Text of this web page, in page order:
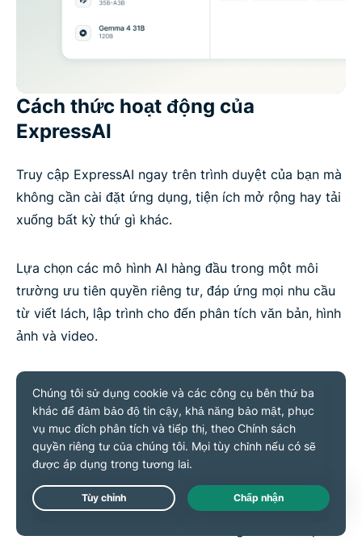
Cách thức hoạt động của
ExpressAI
Truy cập ExpressAI ngay trên trình duyệt của bạn mà
không cần cài đặt ứng dụng, tiện ích mở rộng hay tải
xuống bất kỳ thứ gì khác.
Lựa chọn các mô hình AI hàng đầu trong một môi
trường ưu tiên quyền riêng tư, đáp ứng mọi nhu cầu
từ viết lách, lập trình cho đến phân tích văn bản, hình
ảnh và video.
GPT OSS 120B (OpenAI):
Chuyên dụng cho viết
lách và suy luận tổng hợp
DeepSeek R1 Distill 32B: Thiết kế riêng cho phân
tích và suy luận đa bước
Qwen2.5-VL 32B:Mô hình đa phương thức giúp
phân tích tài liệu và hình ảnh
Live Chat